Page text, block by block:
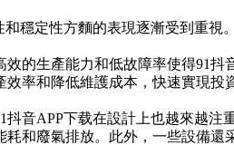
穩定性方麵的表現逐漸受到重視。
的生產能力和低故障率使得91抖
率和降低維護成本，快速實現投
抖音APP下载在設計上也越來越注
和廢氣排放。此外，一些設備還